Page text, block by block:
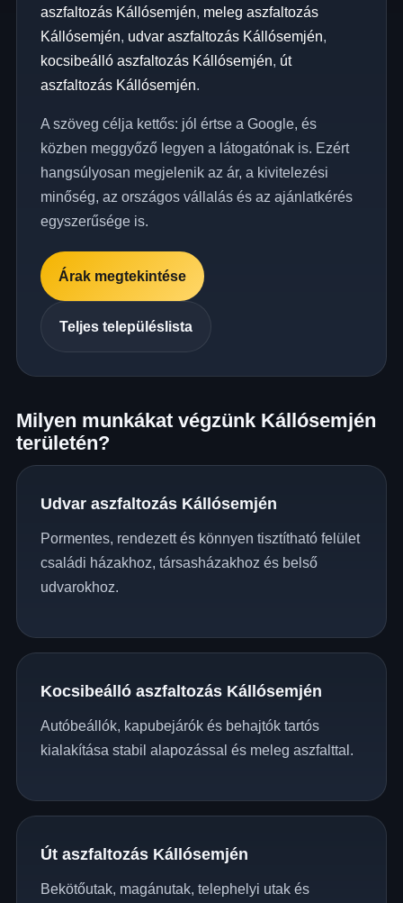
aszfaltozás Kállósemjén, meleg aszfaltozás
Kállósemjén, udvar aszfaltozás Kállósemjén,
kocsibeálló aszfaltozás Kállósemjén, út
aszfaltozás Kállósemjén.
A szöveg célja kettős: jól értse a Google, és
közben meggyőző legyen a látogatónak is. Ezért
hangsúlyosan megjelenik az ár, a kivitelezési
minőség, az országos vállalás és az ajánlatkérés
egyszerűsége is.
Árak megtekintése
Teljes településlista
Milyen munkákat végzünk Kállósemjén
területén?
Udvar aszfaltozás Kállósemjén
Pormentes, rendezett és könnyen tisztítható felület
családi házakhoz, társasházakhoz és belső
udvarokhoz.
Kocsibeálló aszfaltozás Kállósemjén
Autóbeállók, kapubejárók és behajtók tartós
kialakítása stabil alapozással és meleg aszfalttal.
Út aszfaltozás Kállósemjén
Bekötőutak, magánutak, telephelyi utak és